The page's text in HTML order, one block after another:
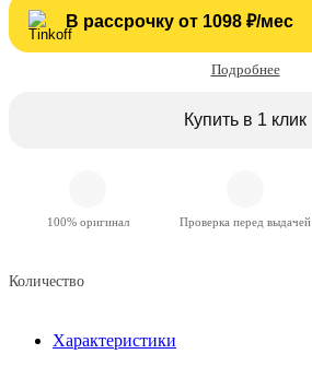
В рассрочку от 1098 ₽/мес
Подробнее
Купить в 1 клик
100% оригинал Проверка перед выдачей
Количество
Характеристики